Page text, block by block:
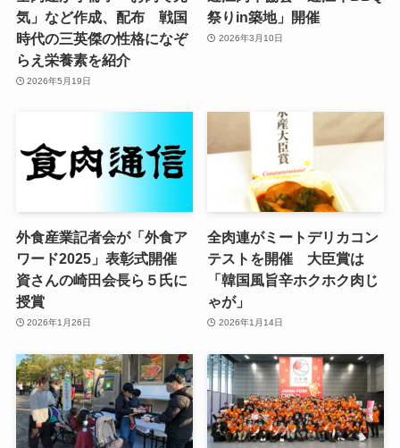
気」など作成、配布 戦国
時代の三英傑の性格になぞ
らえ栄養素を紹介
2026年5月19日
祭りin築地」開催
2026年3月10日
外食産業記者会が「外食ア
ワード2025」表彰式開催
資さんの崎田会長ら５氏に
授賞
2026年1月26日
全肉連がミートデリカコン
テストを開催 大臣賞は
「韓国風旨辛ホクホク肉じ
ゃが」
2026年1月14日